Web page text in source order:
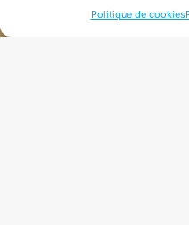
Politique de cookies